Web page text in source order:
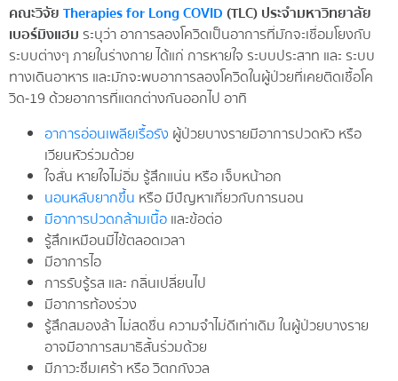
คณะวิจัยTherapies for Long COVID(TLC) ประจำมหาวิทยาลัย
เบอร์มิงแฮมระบุว่า อาการลองโควิดเป็นอาการที่มักจะเชื่อมโยงกับ
ระบบต่างๆ ภายในร่างกาย ได้แก่ การหายใจ ระบบประสาท และ ระบบ
ทางเดินอาหาร และมักจะพบอาการลองโควิดในผู้ป่วยที่เคยติดเชื้อโค
วิด-19 ด้วยอาการที่แตกต่างกันออกไป อาทิ
อาการอ่อนเพลียเรื้อรัง ผู้ป่วยบางรายมีอาการปวดหัว หรือ
เวียนหัวร่วมด้วย
ใจสั่น หายใจไม่อิ่ม รู้สึกแน่น หรือ เจ็บหน้าอก
นอนหลับยากขึ้น หรือ มีปัญหาเกี่ยวกับการนอน
มีอาการปวดกล้ามเนื้อและข้อต่อ
รู้สึกเหมือนมีไข้ตลอดเวลา
มีอาการไอ
การรับรู้รส และ กลิ่นเปลี่ยนไป
มีอาการท้องร่วง
รู้สึกสมองล้า ไม่สดชื่น ความจำไม่ดีเท่าเดิม ในผู้ป่วยบางราย
อาจมีอาการสมาธิสั้นร่วมด้วย
มีภาวะซึมเศร้า หรือ วิตกกังวล